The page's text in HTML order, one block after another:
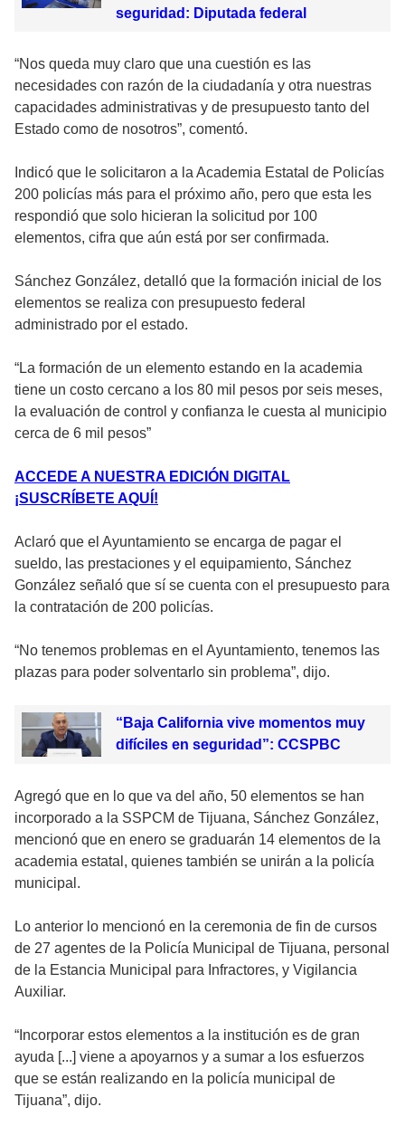
seguridad: Diputada federal
“Nos queda muy claro que una cuestión es las
necesidades con razón de la ciudadanía y otra nuestras
capacidades administrativas y de presupuesto tanto del
Estado como de nosotros”, comentó.
Indicó que le solicitaron a la Academia Estatal de Policías
200 policías más para el próximo año, pero que esta les
respondió que solo hicieran la solicitud por 100
elementos, cifra que aún está por ser confirmada.
Sánchez González, detalló que la formación inicial de los
elementos se realiza con presupuesto federal
administrado por el estado.
“La formación de un elemento estando en la academia
tiene un costo cercano a los 80 mil pesos por seis meses,
la evaluación de control y confianza le cuesta al municipio
cerca de 6 mil pesos”
ACCEDE A NUESTRA EDICIÓN DIGITAL
¡SUSCRÍBETE AQUÍ!
Aclaró que el Ayuntamiento se encarga de pagar el
sueldo, las prestaciones y el equipamiento, Sánchez
González señaló que sí se cuenta con el presupuesto para
la contratación de 200 policías.
“No tenemos problemas en el Ayuntamiento, tenemos las
plazas para poder solventarlo sin problema”, dijo.
“Baja California vive momentos muy
difíciles en seguridad”: CCSPBC
Agregó que en lo que va del año, 50 elementos se han
incorporado a la SSPCM de Tijuana, Sánchez González,
mencionó que en enero se graduarán 14 elementos de la
academia estatal, quienes también se unirán a la policía
municipal.
Lo anterior lo mencionó en la ceremonia de fin de cursos
de 27 agentes de la Policía Municipal de Tijuana, personal
de la Estancia Municipal para Infractores, y Vigilancia
Auxiliar.
“Incorporar estos elementos a la institución es de gran
ayuda [...] viene a apoyarnos y a sumar a los esfuerzos
que se están realizando en la policía municipal de
Tijuana”, dijo.